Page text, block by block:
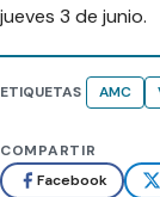
jueves 3 de junio.
ETIQUETAS AMC
COMPARTIR
Facebook